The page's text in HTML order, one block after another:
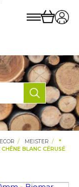
MEISTER
*
BLANC CÉRUSÉ